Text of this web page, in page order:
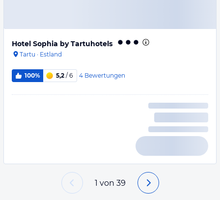
Hotel Sophia by Tartuhotels
Tartu · Estland
100% 5,2 / 6 4 Bewertungen
1 von 39